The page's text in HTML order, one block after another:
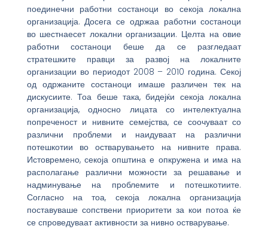
поединечни работни состаноци во секоја локална
организација. Досега се одржаа работни состаноци
во шестнаесет локални организации. Целта на овие
работни состаноци беше да се разгледаат
стратешките правци за развој на локалните
организации во периодот 2008 – 2010 година. Секој
од одржаните состаноци имаше различен тек на
дискусиите. Тоа беше така, бидејќи секоја локална
организација, односно лицата со интелектуална
попреченост и нивните семејства, се соочуваат со
различни проблеми и наидуваат на различни
потешкотии во остварувањето на нивните права.
Истовремено, секоја општина е опкружена и има на
располагање различни можности за решавање и
надминување на проблемите и потешкотиите.
Согласно на тоа, секоја локална организација
поставуваше сопствени приоритети за кои потоа ќе
се спроведуваат активности за нивно остварување.